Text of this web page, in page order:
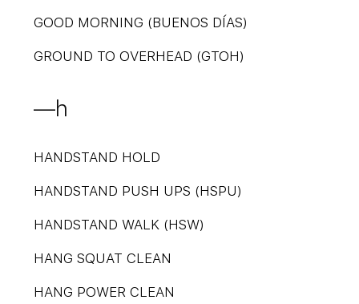
GOOD MORNING (BUENOS DÍAS)
GROUND TO OVERHEAD (GTOH)
—h
HANDSTAND HOLD
HANDSTAND PUSH UPS (HSPU)
HANDSTAND WALK (HSW)
HANG SQUAT CLEAN
HANG POWER CLEAN